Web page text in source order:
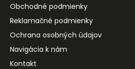
Obchodné podmienky
Reklamačné podmienky
Ochrana osobných údajov
Navigácia k nám
Kontakt